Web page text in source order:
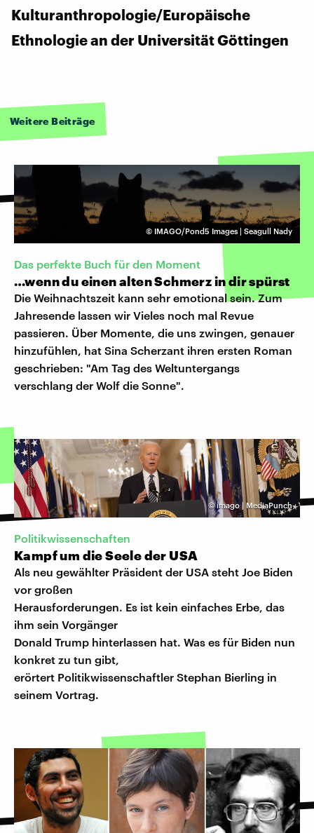
Kulturanthropologie/Europäische
Ethnologie an der Universität Göttingen
Weitere Beiträge
© IMAGO/Pond5 Images | Seagull Nady
Das perfekte Buch für den Moment
…wenn du einen alten Schmerz in dir spürst
Die Weihnachtszeit kann sehr emotional sein. Zum
Jahresende lassen wir Vieles noch mal Revue
passieren. Über Momente, die uns zwingen, genauer
hinzufühlen, hat Sina Scherzant ihren ersten Roman
geschrieben: "Am Tag des Weltuntergangs
verschlang der Wolf die Sonne".
©imago | MediaPunch
Politikwissenschaften
Kampf um die Seele der USA
Als neu gewählter Präsident der USA steht Joe Biden
vor großen
Herausforderungen. Es ist kein einfaches Erbe, das
ihm sein Vorgänger
Donald Trump hinterlassen hat. Was es für Biden nun
konkret zu tun gibt,
erörtert Politikwissenschaftler Stephan Bierling in
seinem Vortrag.